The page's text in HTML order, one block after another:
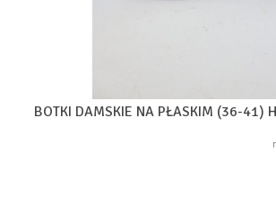
BOTKI DAMSKIE NA PŁASKIM (36-41)